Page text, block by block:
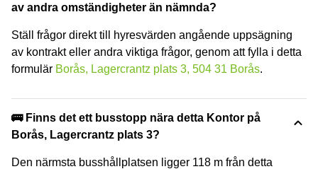
av andra omständigheter än nämnda?
Ställ frågor direkt till hyresvärden angående uppsägning
av kontrakt eller andra viktiga frågor, genom att fylla i detta
formulär Borås, Lagercrantz plats 3, 504 31 Borås.
🚌 Finns det ett busstopp nära detta Kontor på
Borås, Lagercrantz plats 3?
Den närmsta busshållplatsen ligger 118 m från detta